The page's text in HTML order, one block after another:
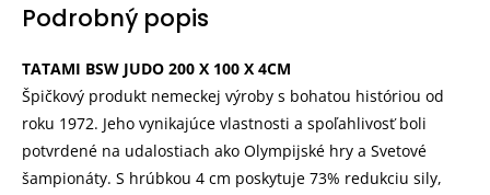
Podrobný popis
TATAMI BSW JUDO 200 X 100 X 4CM
Špičkový produkt nemeckej výroby s bohatou históriou od
roku 1972. Jeho vynikajúce vlastnosti a spoľahlivosť boli
potvrdené na udalostiach ako Olympijské hry a Svetové
šampionáty. S hrúbkou 4 cm poskytuje 73% redukciu sily,